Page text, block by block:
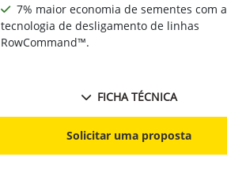
7% maior economia de sementes com a
tecnologia de desligamento de linhas
RowCommand™.
FICHA TÉCNICA
Solicitar uma proposta